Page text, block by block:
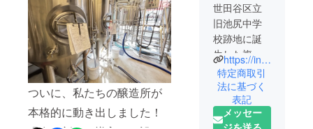
ついに、私たちの醸造所が
本格的に動き出しました！
世田谷区立
旧池尻中学
校跡地に誕
生した複合
施
設"home/wor
k village "。
2025年秋、
https://instagram.com/afterschoolbrewery
特定商取引
法に基づく
表記
メッセー